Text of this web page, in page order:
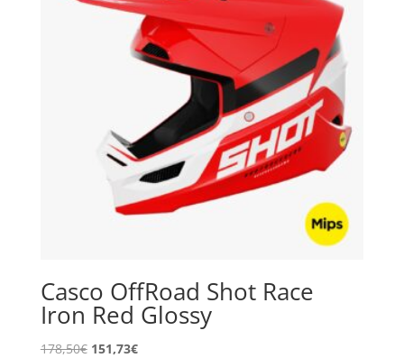
Casco OffRoad Shot Race
Iron Red Glossy
178,50€ El
151,73€El